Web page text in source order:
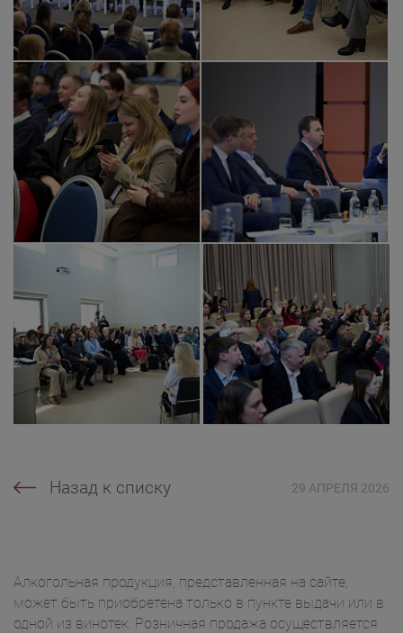
Назад к списку 29 АПРЕЛЯ 2026
Алкогольная продукция, представленная на сайте,
может быть приобретена только в пункте выдачи или в
одной из винотек. Розничная продажа осуществляется